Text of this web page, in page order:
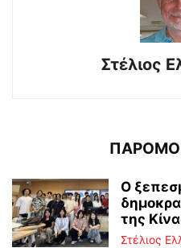
Στέλιος
Ο
της
Στέλιος